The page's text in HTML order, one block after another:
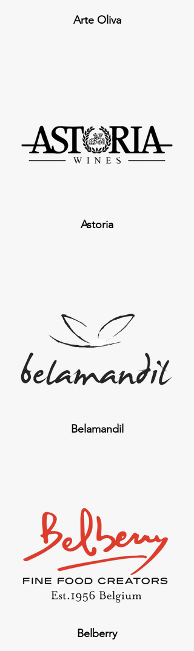
Arte Oliva
Astoria
Belamandil
Belberry